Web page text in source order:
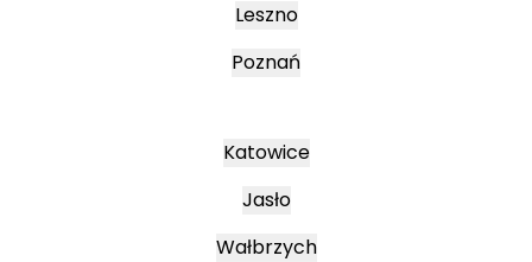
Leszno
Poznań
Katowice
Jasło
Wałbrzych